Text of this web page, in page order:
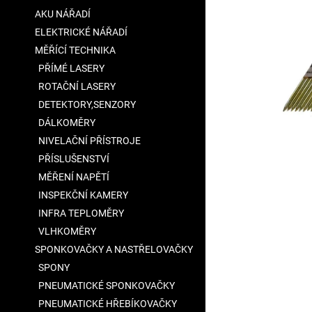
AKU NÁŘADÍ
ELEKTRICKÉ NÁŘADÍ
MĚŘÍCÍ TECHNIKA
PŘÍMÉ LASERY
ROTAČNÍ LASERY
DETEKTORY,SENZORY
DÁLKOMĚRY
NIVELAČNÍ PŘÍSTROJE
PŘÍSLUŠENSTVÍ
MĚŘENÍ NAPĚTÍ
INSPEKČNÍ KAMERY
INFRA TEPLOMĚRY
VLHKOMĚRY
SPONKOVAČKY A NASTŘELOVAČKY
SPONY
PNEUMATICKÉ SPONKOVAČKY
PNEUMATICKÉ HŘEBÍKOVAČKY